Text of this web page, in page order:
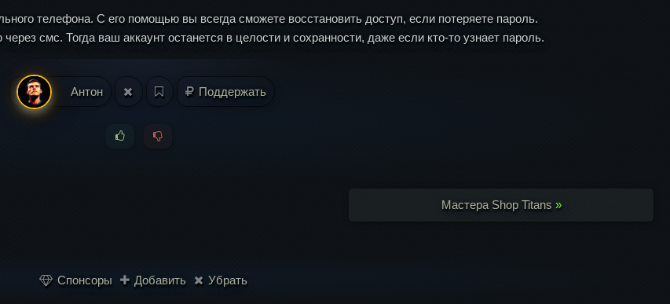
телефона. С его помощью вы всегда сможете восстановить доступ, если потеряете пароль.
смс. Тогда ваш аккаунт останется в целости и сохранности, даже если кто-то узнает пароль.
Антон Поддержать
Мастера Shop Titans »
Спонсоры Добавить Убрать